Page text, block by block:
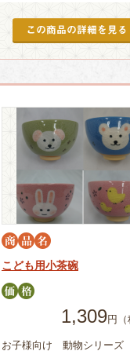
こども用小茶碗
1,309円
お子様向け 動物シリーズ